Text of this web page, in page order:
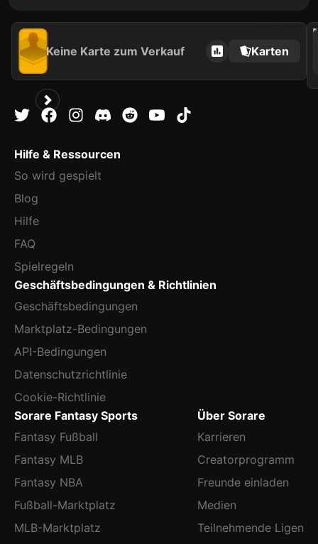
Keine Karte zum Verkauf Karten
2023
Hilfe & Ressourcen
So wird gespielt
Blog
Hilfe
FAQ
Spielregeln
Geschäftsbedingungen & Richtlinien
Geschäftsbedingungen
Marktplatz-Bedingungen
API-Bedingungen
Datenschutzrichtlinie
Cookie-Richtlinie
Sorare Fantasy Sports
Fantasy Fußball
Fantasy MLB
Fantasy NBA
Fußball-Marktplatz
MLB-Marktplatz
Über Sorare
Karrieren
Creatorprogramm
Freunde einladen
Medien
Teilnehmende Ligen